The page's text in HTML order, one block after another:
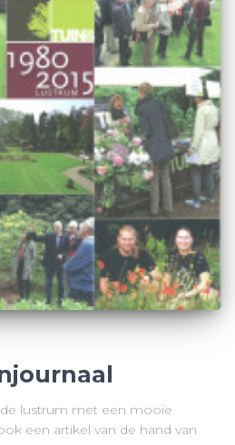
lustrum met een mooie
een artikel van de hand van